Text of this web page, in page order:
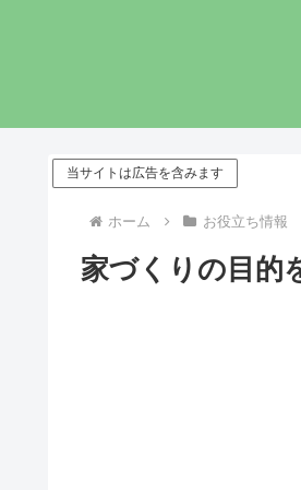
当サイトは広告を含みます
ホーム お役立ち情報
家づくりの目的